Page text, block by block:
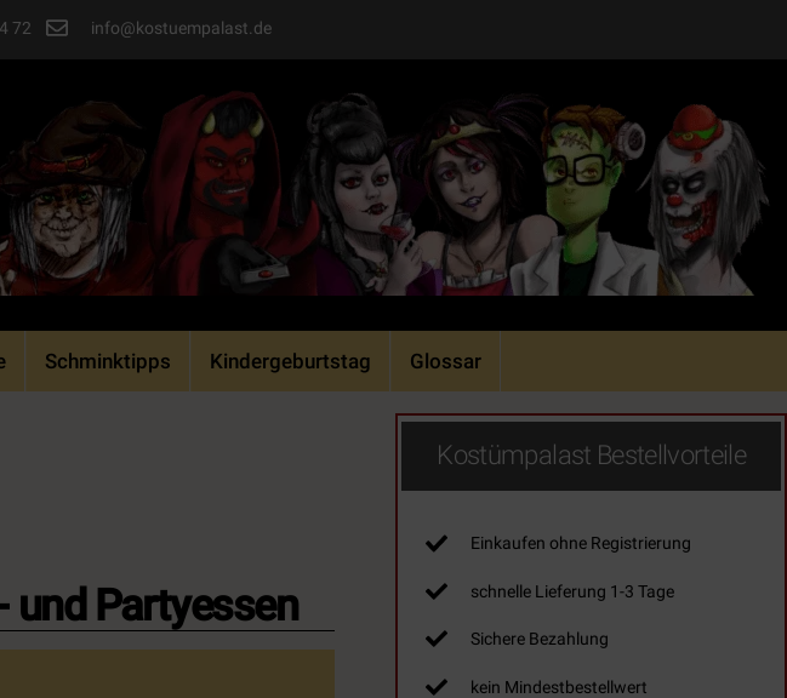
72 info@kostuempalast.de
Schminktipps Kindergeburtstag Glossar
und Partyessen
Kostümpalast Bestellvorteile
Einkaufen ohne Registrierung
schnelle Lieferung 1-3 Tage
Sichere Bezahlung
kein Mindestbestellwert